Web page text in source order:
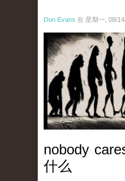
Don Evans 在 星期一, 08/
nobody
什么